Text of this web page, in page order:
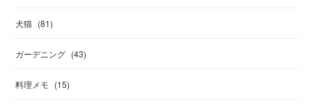
犬猫 (81)
ガーデニング (43)
料理メモ (15)